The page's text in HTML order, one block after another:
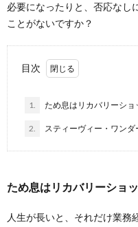
必要になったりと、否応なし
ことがないですか？
目次
1. ため息はリカバリーショ
2. スティーヴィー・ワンダ
ため息はリカバリーショ
人生が長いと、それだけ業務